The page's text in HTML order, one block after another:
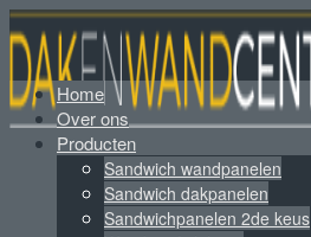
Home
Over ons
Producten
Sandwich wandpanelen
Sandwich dakpanelen
Sandwichpanelen 2de keus